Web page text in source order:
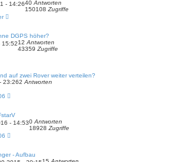
- 14:2640 Antworten
150108 Zugriffe
DGPS höher?
15:5212 Antworten
43359 Zugriffe
auf zwei Rover weiter verteilen?
23:262 Antworten
- 14:530 Antworten
18928 Zugriffe
- Aufbau